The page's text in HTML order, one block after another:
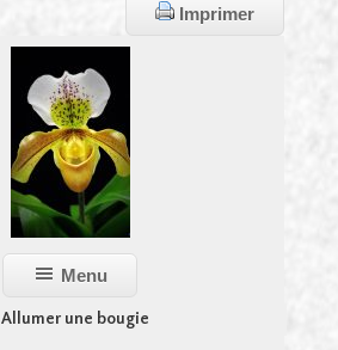
Imprimer
Menu
Allumer une bougie